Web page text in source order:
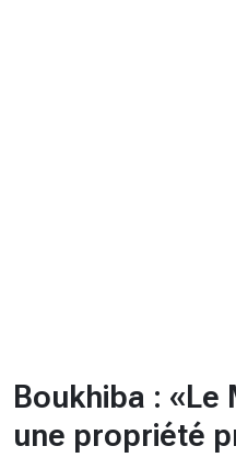
Boukhiba : «Le
une propriété